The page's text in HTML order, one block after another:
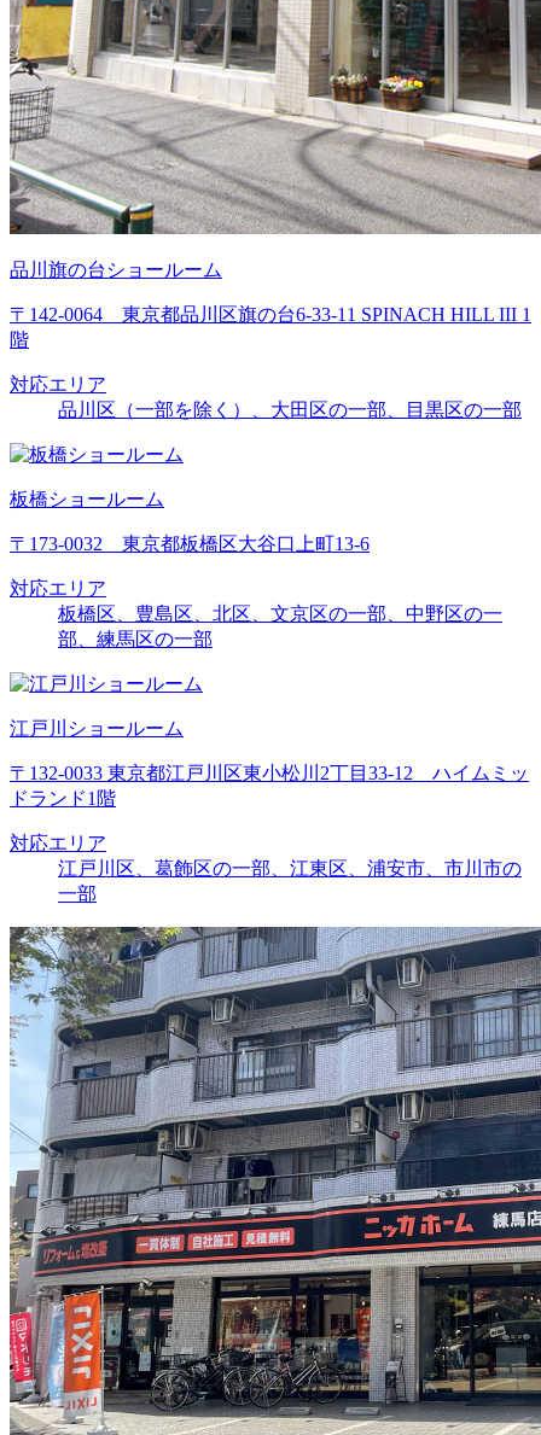
品川旗の台ショールーム
〒142-0064 東京都品川区旗の台6-33-11 SPINACH HILL III 1
階
対応エリア
品川区（一部を除く）、大田区の一部、目黒区の一部
板橋ショールーム
〒173-0032 東京都板橋区大谷口上町13-6
対応エリア
板橋区、豊島区、北区、文京区の一部、中野区の一
部、練馬区の一部
江戸川ショールーム
〒132-0033 東京都江戸川区東小松川2丁目33-12 ハイムミッ
ドランド1階
対応エリア
江戸川区、葛飾区の一部、江東区、浦安市、市川市の
一部